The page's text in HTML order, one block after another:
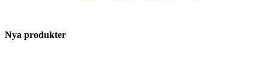
Nya produkter